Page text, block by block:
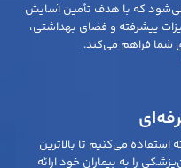
می‌شود که با هدف تأمین آسایش
پیشرفته و فضای بهداشتی،
شما فراهم می‌کند.
استفاده می‌کنیم تا بالاترین
را به بیماران خود ارائه